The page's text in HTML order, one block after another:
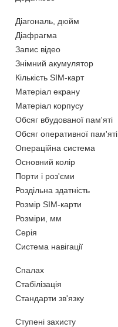
Діагональ, дюйм
Діафрагма
Запис відео
Знімний акумулятор
Кількість SIM-карт
Матеріал екрану
Матеріал корпусу
Обсяг вбудованої пам'яті
Обсяг оперативної пам'яті
Операційна система
Основний колір
Порти і роз'єми
Роздільна здатність
Розмір SIM-карти
Розміри, мм
Серія
Система навігації
Спалах
Стабілізація
Стандарти зв'язку
Ступені захисту